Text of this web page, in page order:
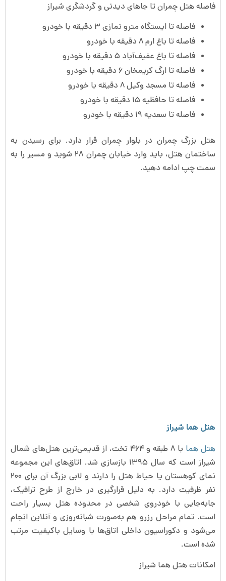
فاصله هتل چمران تا جاهای دیدنی و گردشگری شیراز
فاصله تا ایستگاه مترو نمازی ۳ دقیقه با خودرو
فاصله تا باغ ارم ۸ دقیقه با خودرو
فاصله تا باغ عفیف‌آباد ۵ دقیقه با خودرو
فاصله تا ارگ کریمخان ۶ دقیقه با خودرو
فاصله تا مسجد وکیل ۸ دقیقه با خودرو
فاصله تا حافظیه ۱۵ دقیقه با خودرو
فاصله تا سعدیه ۱۹ دقیقه با خودرو
هتل بزرگ چمران در بلوار چمران قرار دارد. برای رسیدن به
ساختمان هتل، باید وارد خیابان چمران ۲۸ شوید و مسیر را به
سمت چپ ادامه دهید.
هتل هما شیراز
هتل هما
با ۸ طبقه و ۴۶۴ تخت، از قدیمی‌ترین هتل‌های شمال
شیراز است که سال ۱۳۹۵ بازسازی شد. اتاق‌های این مجموعه
نمای کوهستان یا حیاط هتل را دارند و لابی بزرگ آن برای ۲۰۰
نفر ظرفیت دارد. به دلیل قرارگیری در خارج از طرح ترافیک،
جابه‌جایی با خودروی شخصی در محدوده هتل بسیار راحت
است. تمام مراحل رزرو هم به‌صورت شبانه‌روزی و آنلاین انجام
می‌شود و دکوراسیون داخلی اتاق‌ها با وسایل باکیفیت مرتب
شده است.
امکانات هتل هما شیراز